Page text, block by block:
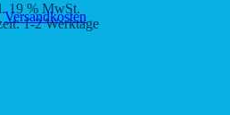
19 % MwSt.
Versandkosten
1-2 Werktage